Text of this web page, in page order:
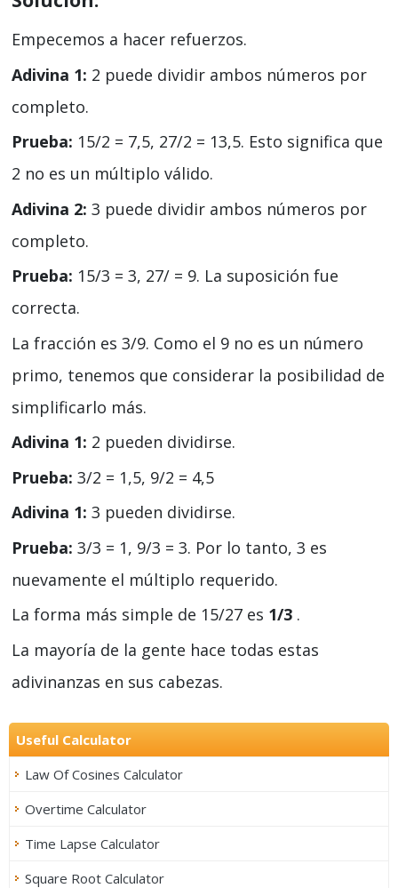
Empecemos a hacer refuerzos.
Adivina 1: 2 puede dividir ambos números por
completo.
Prueba: 15/2 = 7,5, 27/2 = 13,5. Esto significa que
2 no es un múltiplo válido.
Adivina 2: 3 puede dividir ambos números por
completo.
Prueba: 15/3 = 3, 27/ = 9. La suposición fue
correcta.
La fracción es 3/9. Como el 9 no es un número
primo, tenemos que considerar la posibilidad de
simplificarlo más.
Adivina 1: 2 pueden dividirse.
Prueba: 3/2 = 1,5, 9/2 = 4,5
Adivina 1: 3 pueden dividirse.
Prueba: 3/3 = 1, 9/3 = 3. Por lo tanto, 3 es
nuevamente el múltiplo requerido.
La forma más simple de 15/27 es 1/3 .
La mayoría de la gente hace todas estas
adivinanzas en sus cabezas.
Useful Calculator
Law Of Cosines Calculator
Overtime Calculator
Time Lapse Calculator
Square Root Calculator